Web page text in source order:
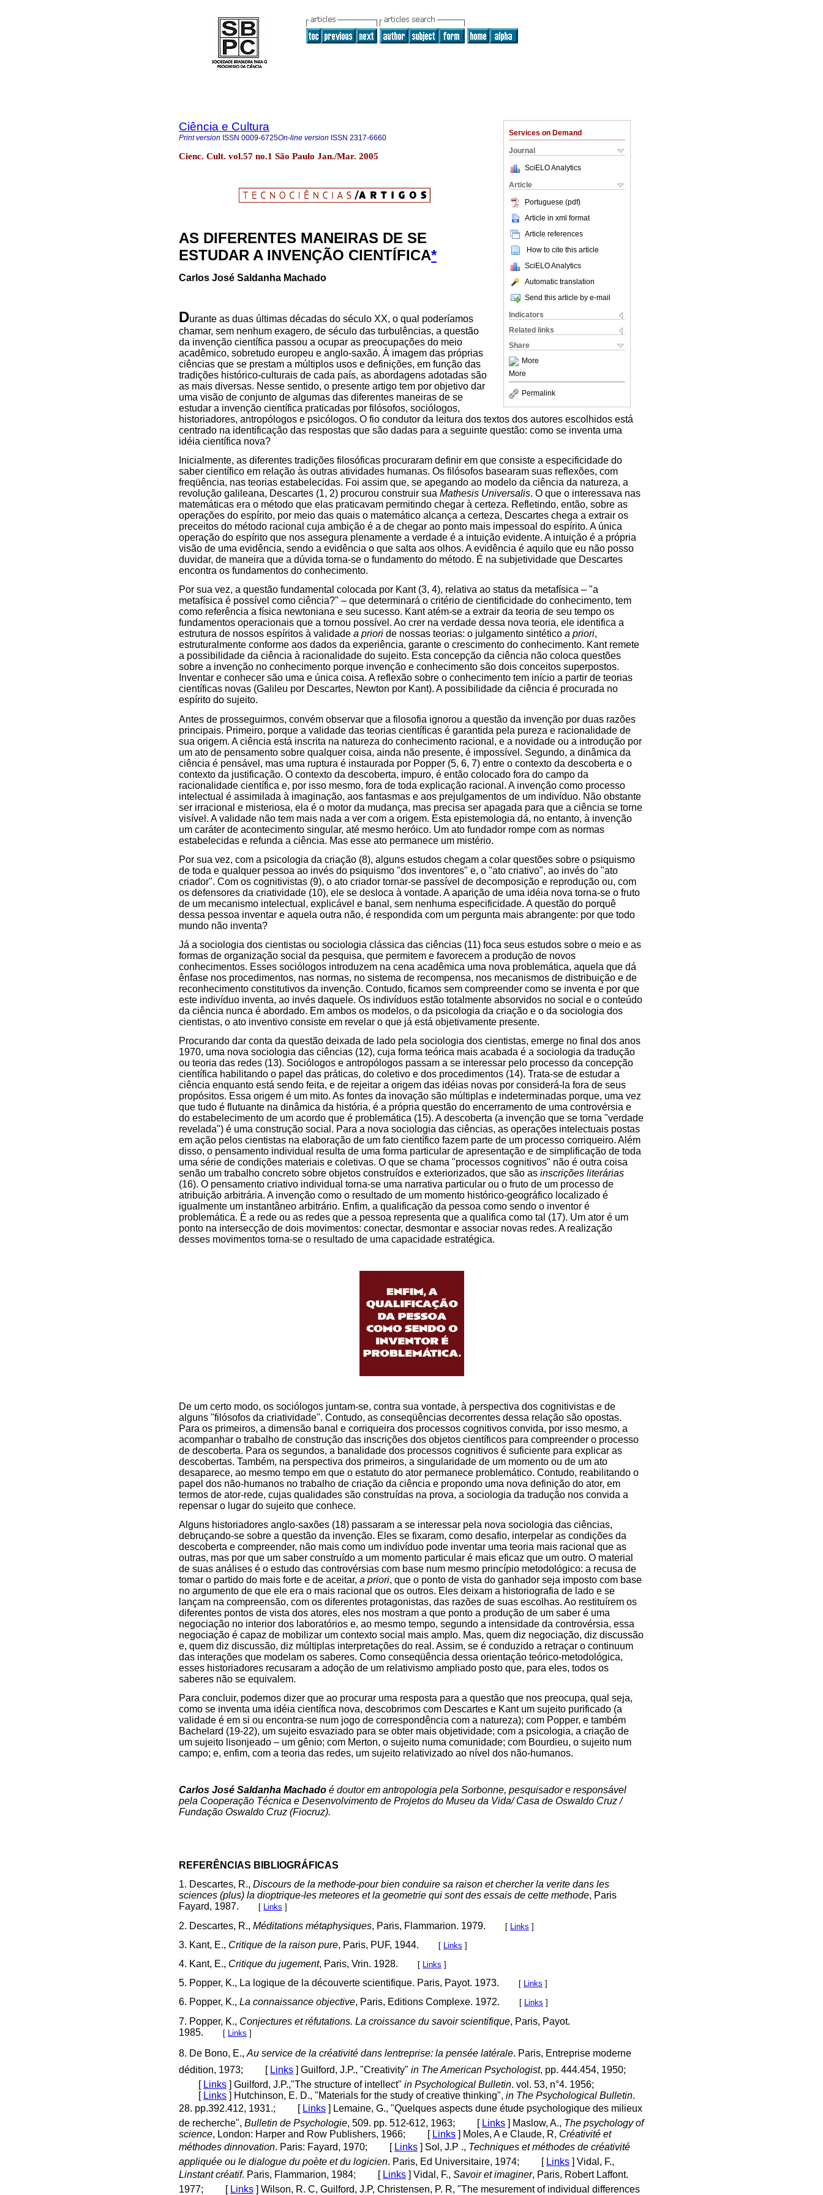
Services on Demand
Journal
SciELO Analytics
Article
Portuguese (pdf)
Article in xml format
Article references
How to cite this article
SciELO Analytics
Automatic translation
Send this article by e-mail
Indicators
Related links
Share
More
More
Permalink
Ciência e Cultura
Print version ISSN 0009-6725On-line version ISSN 2317-6660
Cienc. Cult. vol.57 no.1 São Paulo Jan./Mar. 2005
AS DIFERENTES MANEIRAS DE SE
ESTUDAR A INVENÇÃO CIENTÍFICA*
Carlos José Saldanha Machado
Durante as duas últimas décadas do século XX, o qual poderíamos
chamar, sem nenhum exagero, de século das turbulências, a questão
da invenção científica passou a ocupar as preocupações do meio
acadêmico, sobretudo europeu e anglo-saxão. À imagem das próprias
ciências que se prestam a múltiplos usos e definições, em função das
tradições histórico-culturais de cada país, as abordagens adotadas são
as mais diversas. Nesse sentido, o presente artigo tem por objetivo dar
uma visão de conjunto de algumas das diferentes maneiras de se
estudar a invenção científica praticadas por filósofos, sociólogos,
historiadores, antropólogos e psicólogos. O fio condutor da leitura dos textos dos autores escolhidos está
centrado na identificação das respostas que são dadas para a seguinte questão: como se inventa uma
idéia científica nova?
Inicialmente, as diferentes tradições filosóficas procuraram definir em que consiste a especificidade do
saber científico em relação às outras atividades humanas. Os filósofos basearam suas reflexões, com
freqüência, nas teorias estabelecidas. Foi assim que, se apegando ao modelo da ciência da natureza, a
revolução galileana, Descartes (1, 2) procurou construir sua Mathesis Universalis. O que o interessava nas
matemáticas era o método que elas praticavam permitindo chegar à certeza. Refletindo, então, sobre as
operações do espírito, por meio das quais o matemático alcança a certeza, Descartes chega a extrair os
preceitos do método racional cuja ambição é a de chegar ao ponto mais impessoal do espírito. A única
operação do espírito que nos assegura plenamente a verdade é a intuição evidente. A intuição é a própria
visão de uma evidência, sendo a evidência o que salta aos olhos. A evidência é aquilo que eu não posso
duvidar, de maneira que a dúvida torna-se o fundamento do método. É na subjetividade que Descartes
encontra os fundamentos do conhecimento.
Por sua vez, a questão fundamental colocada por Kant (3, 4), relativa ao status da metafísica – "a
metafísica é possível como ciência?" – que determinará o critério de cientificidade do conhecimento, tem
como referência a física newtoniana e seu sucesso. Kant atém-se a extrair da teoria de seu tempo os
fundamentos operacionais que a tornou possível. Ao crer na verdade dessa nova teoria, ele identifica a
estrutura de nossos espíritos à validade a priori de nossas teorias: o julgamento sintético a priori,
estruturalmente conforme aos dados da experiência, garante o crescimento do conhecimento. Kant remete
a possibilidade da ciência à racionalidade do sujeito. Esta concepção da ciência não coloca questões
sobre a invenção no conhecimento porque invenção e conhecimento são dois conceitos superpostos.
Inventar e conhecer são uma e única coisa. A reflexão sobre o conhecimento tem início a partir de teorias
científicas novas (Galileu por Descartes, Newton por Kant). A possibilidade da ciência é procurada no
espírito do sujeito.
Antes de prosseguirmos, convém observar que a filosofia ignorou a questão da invenção por duas razões
principais. Primeiro, porque a validade das teorias científicas é garantida pela pureza e racionalidade de
sua origem. A ciência está inscrita na natureza do conhecimento racional, e a novidade ou a introdução por
um ato de pensamento sobre qualquer coisa, ainda não presente, é impossível. Segundo, a dinâmica da
ciência é pensável, mas uma ruptura é instaurada por Popper (5, 6, 7) entre o contexto da descoberta e o
contexto da justificação. O contexto da descoberta, impuro, é então colocado fora do campo da
racionalidade científica e, por isso mesmo, fora de toda explicação racional. A invenção como processo
intelectual é assimilada à imaginação, aos fantasmas e aos prejulgamentos de um indivíduo. Não obstante
ser irracional e misteriosa, ela é o motor da mudança, mas precisa ser apagada para que a ciência se torne
visível. A validade não tem mais nada a ver com a origem. Esta epistemologia dá, no entanto, à invenção
um caráter de acontecimento singular, até mesmo heróico. Um ato fundador rompe com as normas
estabelecidas e refunda a ciência. Mas esse ato permanece um mistério.
Por sua vez, com a psicologia da criação (8), alguns estudos chegam a colar questões sobre o psiquismo
de toda e qualquer pessoa ao invés do psiquismo "dos inventores" e, o "ato criativo", ao invés do "ato
criador". Com os cognitivistas (9), o ato criador tornar-se passível de decomposição e reprodução ou, com
os defensores da criatividade (10), ele se desloca à vontade. A aparição de uma idéia nova torna-se o fruto
de um mecanismo intelectual, explicável e banal, sem nenhuma especificidade. A questão do porquê
dessa pessoa inventar e aquela outra não, é respondida com um pergunta mais abrangente: por que todo
mundo não inventa?
Já a sociologia dos cientistas ou sociologia clássica das ciências (11) foca seus estudos sobre o meio e as
formas de organização social da pesquisa, que permitem e favorecem a produção de novos
conhecimentos. Esses sociólogos introduzem na cena acadêmica uma nova problemática, aquela que dá
ênfase nos procedimentos, nas normas, no sistema de recompensa, nos mecanismos de distribuição e de
reconhecimento constitutivos da invenção. Contudo, ficamos sem compreender como se inventa e por que
este indivíduo inventa, ao invés daquele. Os indivíduos estão totalmente absorvidos no social e o conteúdo
da ciência nunca é abordado. Em ambos os modelos, o da psicologia da criação e o da sociologia dos
cientistas, o ato inventivo consiste em revelar o que já está objetivamente presente.
Procurando dar conta da questão deixada de lado pela sociologia dos cientistas, emerge no final dos anos
1970, uma nova sociologia das ciências (12), cuja forma teórica mais acabada é a sociologia da tradução
ou teoria das redes (13). Sociólogos e antropólogos passam a se interessar pelo processo da concepção
científica habilitando o papel das práticas, do coletivo e dos procedimentos (14). Trata-se de estudar a
ciência enquanto está sendo feita, e de rejeitar a origem das idéias novas por considerá-la fora de seus
propósitos. Essa origem é um mito. As fontes da inovação são múltiplas e indeterminadas porque, uma vez
que tudo é flutuante na dinâmica da história, é a própria questão do encerramento de uma controvérsia e
do estabelecimento de um acordo que é problemática (15). A descoberta (a invenção que se torna "verdade
revelada") é uma construção social. Para a nova sociologia das ciências, as operações intelectuais postas
em ação pelos cientistas na elaboração de um fato científico fazem parte de um processo corriqueiro. Além
disso, o pensamento individual resulta de uma forma particular de apresentação e de simplificação de toda
uma série de condições materiais e coletivas. O que se chama "processos cognitivos" não é outra coisa
senão um trabalho concreto sobre objetos construídos e exteriorizados, que são as inscrições literárias
(16). O pensamento criativo individual torna-se uma narrativa particular ou o fruto de um processo de
atribuição arbitrária. A invenção como o resultado de um momento histórico-geográfico localizado é
igualmente um instantâneo arbitrário. Enfim, a qualificação da pessoa como sendo o inventor é
problemática. É a rede ou as redes que a pessoa representa que a qualifica como tal (17). Um ator é um
ponto na intersecção de dois movimentos: conectar, desmontar e associar novas redes. A realização
desses movimentos torna-se o resultado de uma capacidade estratégica.
De um certo modo, os sociólogos juntam-se, contra sua vontade, à perspectiva dos cognitivistas e de
alguns "filósofos da criatividade". Contudo, as conseqüências decorrentes dessa relação são opostas.
Para os primeiros, a dimensão banal e corriqueira dos processos cognitivos convida, por isso mesmo, a
acompanhar o trabalho de construção das inscrições dos objetos científicos para compreender o processo
de descoberta. Para os segundos, a banalidade dos processos cognitivos é suficiente para explicar as
descobertas. Também, na perspectiva dos primeiros, a singularidade de um momento ou de um ato
desaparece, ao mesmo tempo em que o estatuto do ator permanece problemático. Contudo, reabilitando o
papel dos não-humanos no trabalho de criação da ciência e propondo uma nova definição do ator, em
termos de ator-rede, cujas qualidades são construídas na prova, a sociologia da tradução nos convida a
repensar o lugar do sujeito que conhece.
Alguns historiadores anglo-saxões (18) passaram a se interessar pela nova sociologia das ciências,
debruçando-se sobre a questão da invenção. Eles se fixaram, como desafio, interpelar as condições da
descoberta e compreender, não mais como um indivíduo pode inventar uma teoria mais racional que as
outras, mas por que um saber construído a um momento particular é mais eficaz que um outro. O material
de suas análises é o estudo das controvérsias com base num mesmo princípio metodológico: a recusa de
tomar o partido do mais forte e de aceitar, a priori, que o ponto de vista do ganhador seja imposto com base
no argumento de que ele era o mais racional que os outros. Eles deixam a historiografia de lado e se
lançam na compreensão, com os diferentes protagonistas, das razões de suas escolhas. Ao restituírem os
diferentes pontos de vista dos atores, eles nos mostram a que ponto a produção de um saber é uma
negociação no interior dos laboratórios e, ao mesmo tempo, segundo a intensidade da controvérsia, essa
negociação é capaz de mobilizar um contexto social mais amplo. Mas, quem diz negociação, diz discussão
e, quem diz discussão, diz múltiplas interpretações do real. Assim, se é conduzido a retraçar o continuum
das interações que modelam os saberes. Como conseqüência dessa orientação teórico-metodológica,
esses historiadores recusaram a adoção de um relativismo ampliado posto que, para eles, todos os
saberes não se equivalem.
Para concluir, podemos dizer que ao procurar uma resposta para a questão que nos preocupa, qual seja,
como se inventa uma idéia científica nova, descobrimos com Descartes e Kant um sujeito purificado (a
validade é em si ou encontra-se num jogo de correspondência com a natureza); com Popper, e também
Bachelard (19-22), um sujeito esvaziado para se obter mais objetividade; com a psicologia, a criação de
um sujeito lisonjeado – um gênio; com Merton, o sujeito numa comunidade; com Bourdieu, o sujeito num
campo; e, enfim, com a teoria das redes, um sujeito relativizado ao nível dos não-humanos.
Carlos José Saldanha Machado é doutor em antropologia pela Sorbonne, pesquisador e responsável
pela Cooperação Técnica e Desenvolvimento de Projetos do Museu da Vida/ Casa de Oswaldo Cruz /
Fundação Oswaldo Cruz (Fiocruz).
REFERÊNCIAS BIBLIOGRÁFICAS
1. Descartes, R., Discours de la methode-pour bien conduire sa raison et chercher la verite dans les
sciences (plus) la dioptrique-les meteores et la geometrie qui sont des essais de cette methode, Paris
Fayard, 1987. [ Links ]
2. Descartes, R., Méditations métaphysiques, Paris, Flammarion. 1979. [ Links ]
3. Kant, E., Critique de la raison pure, Paris, PUF, 1944. [ Links ]
4. Kant, E., Critique du jugement, Paris, Vrin. 1928. [ Links ]
5. Popper, K., La logique de la découverte scientifique. Paris, Payot. 1973. [ Links ]
6. Popper, K., La connaissance objective, Paris, Editions Complexe. 1972. [ Links ]
7. Popper, K., Conjectures et réfutations. La croissance du savoir scientifique, Paris, Payot.
1985. [ Links ]
8. De Bono, E., Au service de la créativité dans lentreprise: la pensée latérale. Paris, Entreprise moderne
dédition, 1973; [ Links ] Guilford, J.P., "Creativity" in The American Psychologist, pp. 444.454, 1950;
[ Links ] Guilford, J.P.,"The structure of intellect" in Psychological Bulletin. vol. 53, n°4. 1956;
[ Links ] Hutchinson, E. D., "Materials for the study of creative thinking", in The Psychological Bulletin.
28. pp.392.412, 1931.; [ Links ] Lemaine, G., "Quelques aspects dune étude psychologique des milieux
de recherche", Bulletin de Psychologie, 509. pp. 512-612, 1963; [ Links ] Maslow, A., The psychology of
science, London: Harper and Row Publishers, 1966; [ Links ] Moles, A e Claude, R, Créativité et
méthodes dinnovation. Paris: Fayard, 1970; [ Links ] Sol, J.P ., Techniques et méthodes de créativité
appliquée ou le dialogue du poète et du logicien. Paris, Ed Universitaire, 1974; [ Links ] Vidal, F.,
Linstant créatif. Paris, Flammarion, 1984; [ Links ] Vidal, F., Savoir et imaginer, Paris, Robert Laffont.
1977; [ Links ] Wilson, R. C, Guilford, J.P, Christensen, P. R, "The mesurement of individual differences